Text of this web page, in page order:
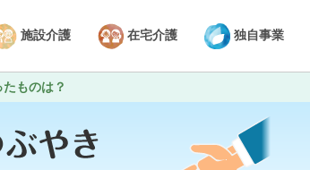
施設介護 在宅介護 独自事業
ものは？